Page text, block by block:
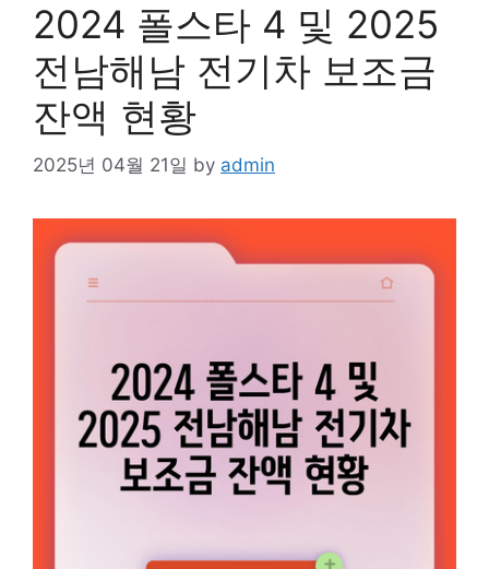
2024 폴스타 4 및 2025
전남해남 전기차 보조금
잔액 현황
2025년 04월 21일 by admin